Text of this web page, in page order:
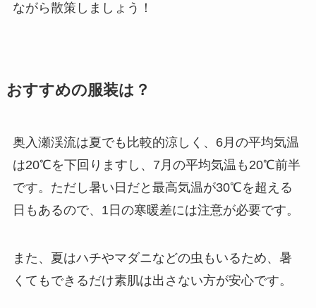
ながら散策しましょう！
おすすめの服装は？
奥入瀬渓流は夏でも比較的涼しく、6月の平均気温
は20℃を下回りますし、7月の平均気温も20℃前半
です。ただし暑い日だと最高気温が30℃を超える
日もあるので、1日の寒暖差には注意が必要です。
また、夏はハチやマダニなどの虫もいるため、暑
くてもできるだけ素肌は出さない方が安心です。